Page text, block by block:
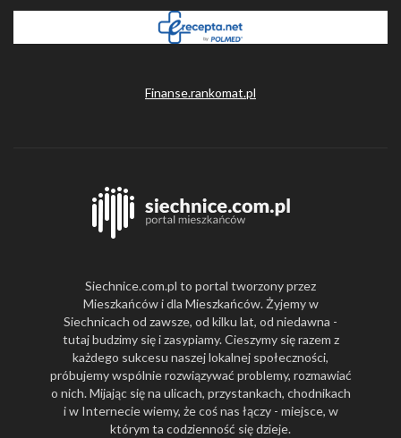
Finanse.rankomat.pl
Siechnice.com.pl to portal tworzony przez
Mieszkańców i dla Mieszkańców. Żyjemy w
Siechnicach od zawsze, od kilku lat, od niedawna -
tutaj budzimy się i zasypiamy. Cieszymy się razem z
każdego sukcesu naszej lokalnej społeczności,
próbujemy wspólnie rozwiązywać problemy, rozmawiać
o nich. Mijając się na ulicach, przystankach, chodnikach
i w Internecie wiemy, że coś nas łączy - miejsce, w
którym ta codzienność się dzieje.